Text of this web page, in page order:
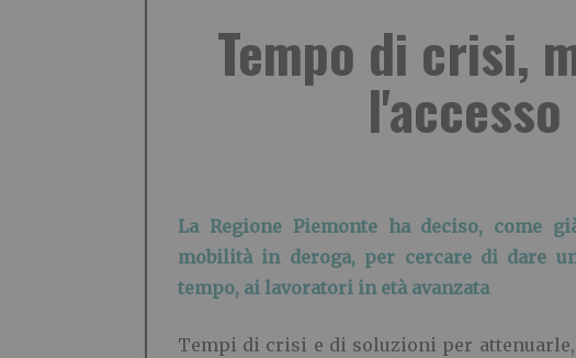
Tempo di crisi,
La Regione Piemonte ha deciso, come
mobilità in deroga, per cercare di dare
tempo, ai lavoratori in età avanzata
Tempi di crisi e di soluzioni per